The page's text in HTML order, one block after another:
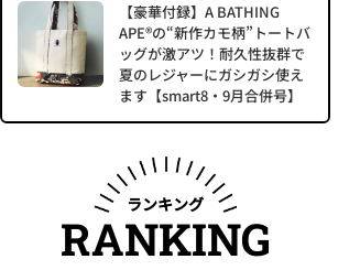
【豪華付録】A BATHING
APE®の“新作カモ柄”トートバ
ッグが激アツ！耐久性抜群で
夏のレジャーにガシガシ使え
ます【smart8・9月合併号】
ランキング
RANKING